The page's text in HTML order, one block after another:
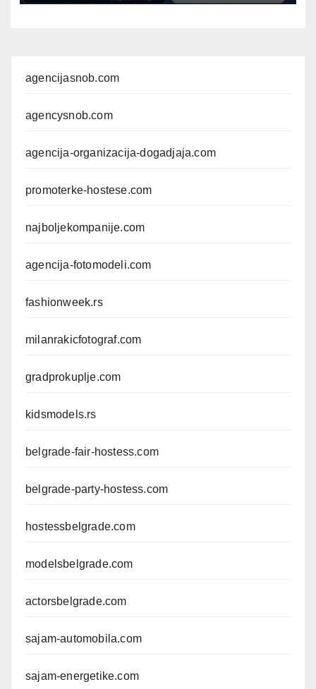
agencijasnob.com
agencysnob.com
agencija-organizacija-dogadjaja.com
promoterke-hostese.com
najboljekompanije.com
agencija-fotomodeli.com
fashionweek.rs
milanrakicfotograf.com
gradprokuplje.com
kidsmodels.rs
belgrade-fair-hostess.com
belgrade-party-hostess.com
hostessbelgrade.com
modelsbelgrade.com
actorsbelgrade.com
sajam-automobila.com
sajam-energetike.com